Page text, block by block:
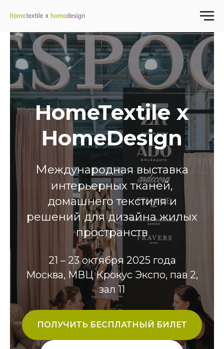
HomeTextile x
HomeDesign
Международная выставка
интерьерных тканей,
домашнего текстиля и
решений для дизайна жилых
пространств
21 – 23 октября 2025 года
Москва, МВЦ Крокус Экспо, пав 2,
зал 11
ПОЛУЧИТЬ БЕСПЛАТНЫЙ БИЛЕТ